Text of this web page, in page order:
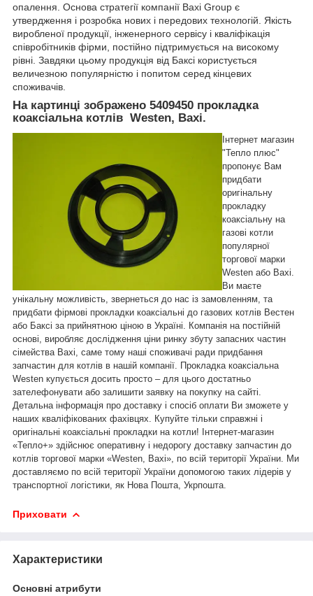
опалення. Основа стратегії компанії Baxi Group є
утвердження і розробка нових і передових технологій. Якість
виробленої продукції, інженерного сервісу і кваліфікація
співробітників фірми, постійно підтримується на високому
рівні. Завдяки цьому продукція від Баксі користується
величезною популярністю і попитом серед кінцевих
споживачів.
На картинці зображено 5409450 прокладка
коаксіальна котлів Westen, Baxi.
Інтернет магазин
"Тепло плюс"
пропонує Вам
придбати
оригінальну
прокладку
коаксіальну на
газові котли
популярної
торгової марки
Westen або Baxi.
Ви маєте
унікальну можливість, звернеться до нас із замовленням, та
придбати фірмові прокладки коаксіальні до газових котлів Вестен
або Баксі за прийнятною ціною в Україні. Компанія на постійній
основі, виробляє дослідження ціни ринку збуту запасних частин
сімейства Baxi, саме тому наші споживачі ради придбання
запчастин для котлів в нашій компанії. Прокладка коаксіальна
Westen купується досить просто – для цього достатньо
зателефонувати або залишити заявку на покупку на сайті.
Детальна інформація про доставку і спосіб оплати Ви зможете у
наших кваліфікованих фахівцях. Купуйте тільки справжні і
оригінальні коаксіальні прокладки на котли! Інтернет-магазин
«Тепло+» здійснює оперативну і недорогу доставку запчастин до
котлів торгової марки «Westen, Baxi», по всій території України. Ми
доставляємо по всій території України допомогою таких лідерів у
транспортної логістики, як Нова Пошта, Укрпошта.
Приховати
Характеристики
Основні атрибути